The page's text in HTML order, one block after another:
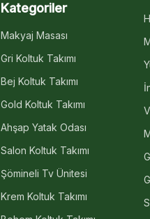
Kategoriler
Makyaj Masası
Gri Koltuk Takımı
Bej Koltuk Takımı
Gold Koltuk Takımı
Ahşap Yatak Odası
Salon Koltuk Takımı
Şömineli Tv Ünitesi
Krem Koltuk Takımı